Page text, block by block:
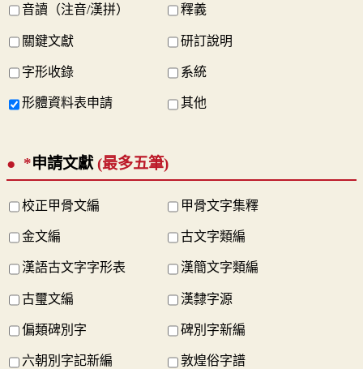
音讀（注音/漢拼） 釋義
關鍵文獻 研訂說明
字形收錄 系統
形體資料表申請 其他
*申請文獻 (最多五筆)
校正甲骨文編 甲骨文字集釋
金文編 古文字類編
漢語古文字字形表 漢簡文字類編
古璽文編 漢隸字源
偏類碑別字 碑別字新編
六朝別字記新編 敦煌俗字譜